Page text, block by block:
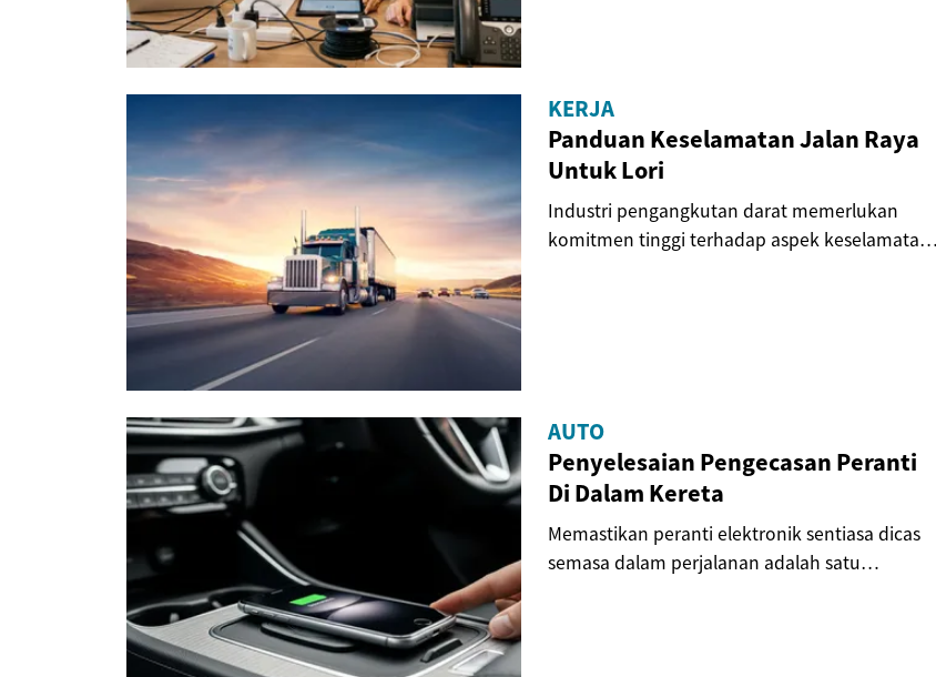
KERJA
Panduan Keselamatan Jalan Raya
Untuk Lori
Industri pengangkutan darat memerlukan
komitmen tinggi terhadap aspek keselamatan.
AUTO
Penyelesaian Pengecasan Peranti
Di Dalam Kereta
Memastikan peranti elektronik sentiasa dicas
semasa dalam perjalanan adalah satu